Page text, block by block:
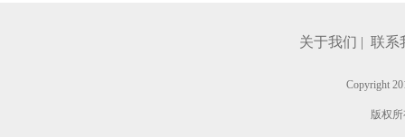
关于我们 | 联系
Copyright
版权